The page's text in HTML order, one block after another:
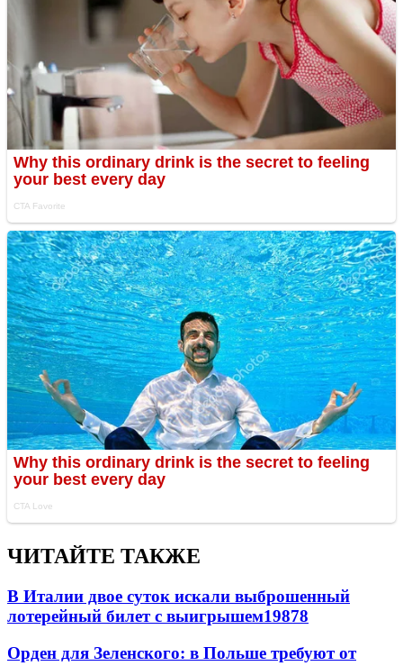
ЧИТАЙТЕ ТАКЖЕ
В Италии двое суток искали выброшенный
лотерейный билет с выигрышем19878
Орден для Зеленского: в Польше требуют от